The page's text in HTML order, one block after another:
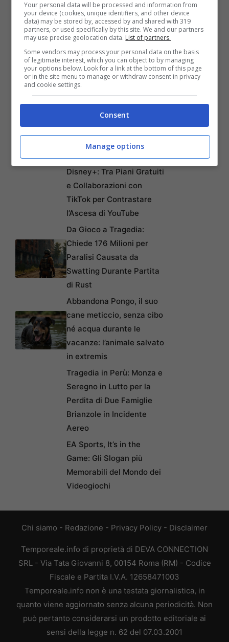
Articoli recentiCome Fermare i Download
Automatici di Modelli AI da
4GB su Chrome: Guida
Disney+: Tra Piani Gratuiti
e Collaborazioni con
TikTok per Contrastare
l’Ascesa di YouTube
Da Gioco a Tragedia:
Chiede 176 Milioni per
Paralisi Causata da
Swatting Durante Partita
di Rust
Abbandona Pongo, il suo
cane meticcio, senza cibo
né acqua durante le
vacanze: l’animale salvato
in extremis
Tragedia in Perù: Monza e
Seregno in Lutto per la
Perdita di Due Famiglie
Brianzole in Incidente
Aereo
EA Sports, It’s in the
Game: Gli Slogan più
Memorabili del Mondo dei
Videogiochi
Chi siamo - Redazione - Privacy Policy - Disclaimer
Temporeale.info di proprietà di DEVA CONNECTION
SRL - Via Tata Giovanni 8, 00154 Roma (RM) - Codice
Fiscale e Partita I.V.A. 12658471003
Temporeale.info non è una testata giornalistica, in
quanto viene aggiornato senza alcuna periodicità. Non
può pertanto considerarsi un prodotto editoriale ai
sensi della legge n. 62 del 07.03.2001
Your personal data will be processed and information from
your device (cookies, unique identifiers, and other device
data) may be stored by, accessed by and shared with 319
partners, or used specifically by this site. We and our partners
may use precise geolocation data. List of partners.
Some vendors may process your personal data on the basis
of legitimate interest, which you can object to by managing
your options below. Look for a link at the bottom of this page
or in the site menu to manage or withdraw consent in privacy
and cookie settings.
Consent
Manage options